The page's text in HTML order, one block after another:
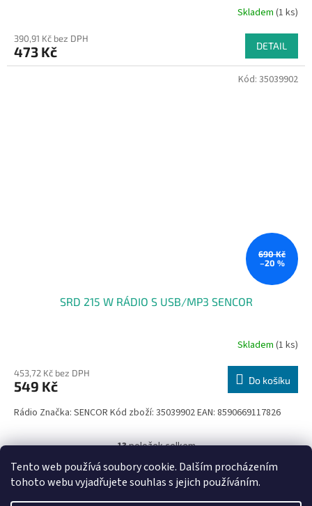
Tento web používá soubory cookie. Dalším procházením
tohoto webu vyjadřujete souhlas s jejich používáním.
Skladem (1 ks)
390,91 Kč bez DPH
473 Kč DETAIL
690 Kč
–20 %
SRD 215 W RÁDIO S USB/MP3 SENCOR
Skladem (1 ks)
453,72 Kč bez DPH
549 Kč Do košíku
Rádio Značka: SENCOR Kód zboží: 35039902 EAN: 8590669117826
Kód: 35039902
v
l
13položek celkem